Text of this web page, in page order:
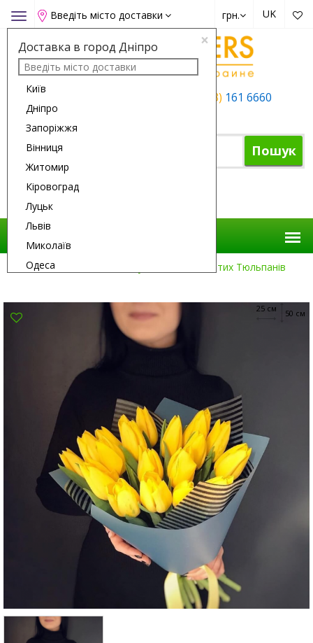
Toggle
navigation
Введіть місто доставки
×
Доставка в город Дніпро
Київ
Дніпро
Запоріжжя
Вінниця
Житомир
Кіровоград
Луцьк
Львів
Миколаїв
Одеса
Рівне
UK
грн.
+38 (063) 161 6660
Пошук
Доставка Квітів 19 Жовтих Тюльпанів
50 см
25 см